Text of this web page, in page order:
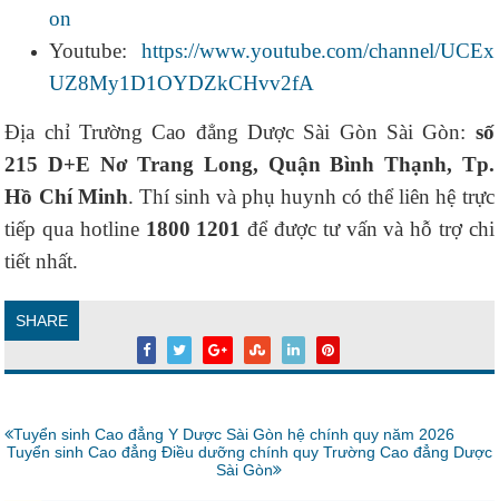
on
Youtube: https://www.youtube.com/channel/UCEx
UZ8My1D1OYDZkCHvv2fA
Địa chỉ Trường Cao đẳng Dược Sài Gòn Sài Gòn: số
215 D+E Nơ Trang Long, Quận Bình Thạnh, Tp.
Hồ Chí Minh. Thí sinh và phụ huynh có thể liên hệ trực
tiếp qua hotline 1800 1201 để được tư vấn và hỗ trợ chi
tiết nhất.
SHARE
Bài
trước:
Tuyển sinh Cao đẳng Y Dược Sài Gòn hệ chính quy năm 2026
Bài
Tuyển sinh Cao đẳng Điều dưỡng chính quy Trường Cao đẳng Dược
Sài Gòn